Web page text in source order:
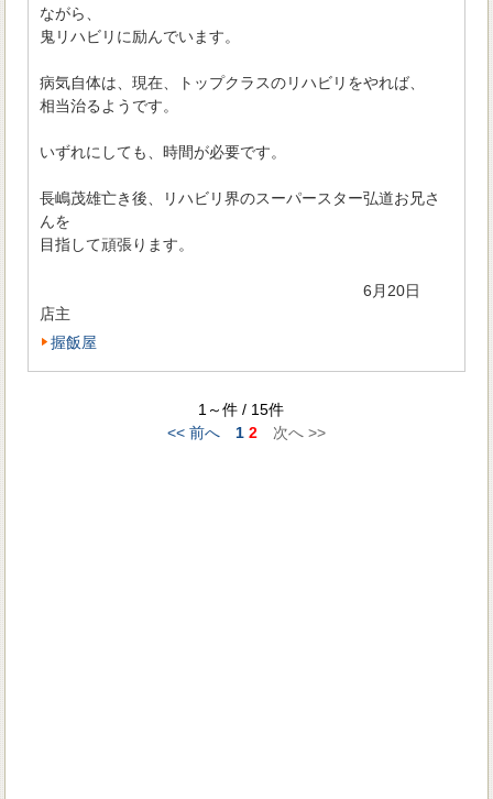
ながら、
鬼リハビリに励んでいます。
病気自体は、現在、トップクラスのリハビリをやれば、
相当治るようです。
いずれにしても、時間が必要です。
長嶋茂雄亡き後、リハビリ界のスーパースター弘道お兄さ
んを
目指して頑張ります。
6月20日
店主
握飯屋
1～件 / 15件
<< 前へ
1 2 次へ >>